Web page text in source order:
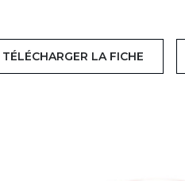
TÉLÉCHARGER LA FICHE